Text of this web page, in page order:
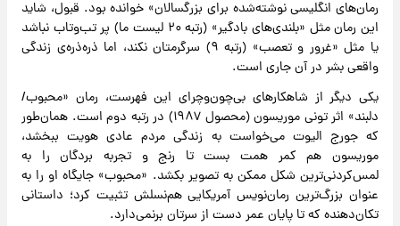
رمان‌های انگلیسی نوشته‌شده برای بزرگسالان» خوانده بود. قبول، شاید
این رمان مثل «بلندی‌های بادگیر» (رتبه ۲۰ لیست ما) پر تب‌وتاب نباشد
یا مثل «غرور و تعصب» (رتبه ۹) سرگرمتان نکند، اما ذره‌ذره‌ی زندگی
واقعی بشر در آن جاری است.
یکی دیگر از شاهکارهای بی‌چون‌وچرای این فهرست، رمان «محبوب/
دلبند» اثر تونی موریسون (محصول ۱۹۸۷) در رتبه دوم است. همان‌طور
که جورج الیوت می‌خواست به زندگی مردم عادی هویت ببخشد،
موریسون هم کمر همت بست تا رنج و تجربه بردگان را به
لمس‌کردنی‌ترین شکل ممکن به تصویر بکشد. «محبوب» جایگاه او را به
عنوان بزرگ‌ترین رمان‌نویس آمریکایی هم‌نسلش تثبیت کرد؛ داستانی
تکان‌دهنده که تا پایان عمر دست از سرتان برنمی‌دارد.